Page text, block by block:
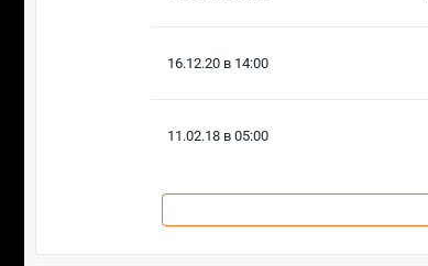
16.12.20 в 14:00
11.02.18 в 05:00